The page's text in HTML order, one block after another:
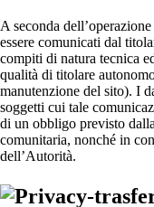
A seconda
essere comunicati dal
compiti di natura tecnica
qualità di titolare
manutenzione del sito). I
soggetti cui tale
di un obbligo previsto
comunitaria, nonché in
dell’Autorità.